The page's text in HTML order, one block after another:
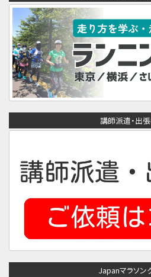
講師派遣・出
Japanマラソン